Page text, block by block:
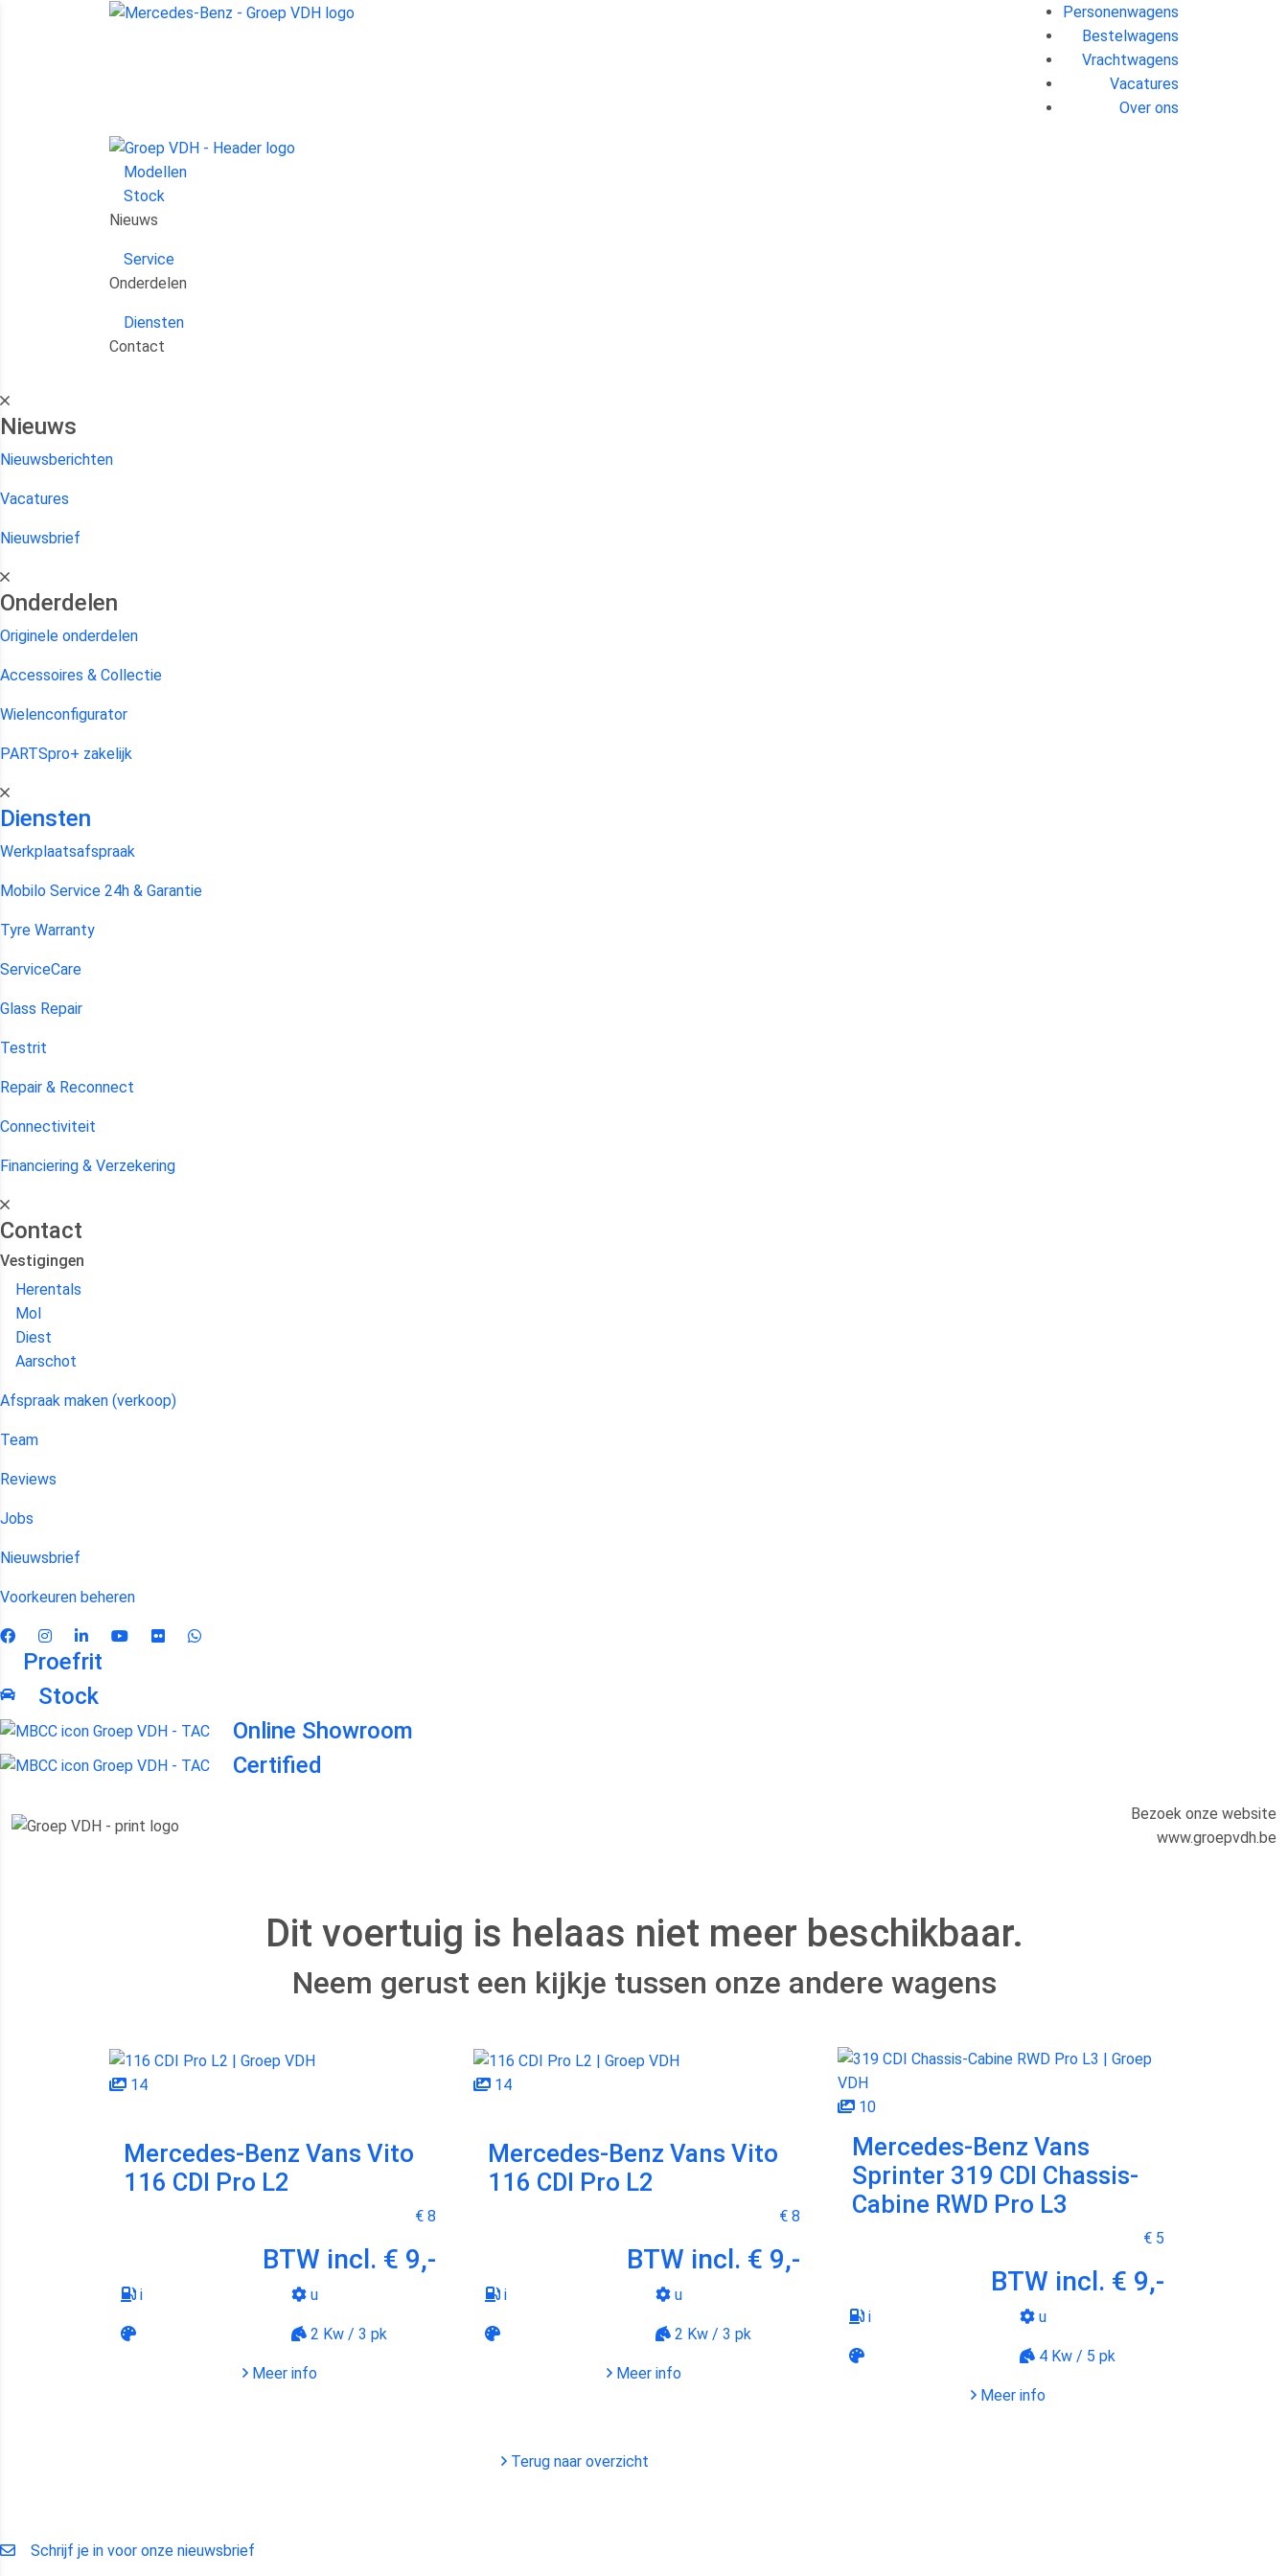
Personenwagens
Bestelwagens
Vrachtwagens
Vacatures
Over ons
Modellen
Stock
Nieuws
Service
Onderdelen
Diensten
Contact
Nieuws
Nieuwsberichten
Vacatures
Nieuwsbrief
Onderdelen
Originele onderdelen
Accessoires & Collectie
Wielenconfigurator
PARTSpro+ zakelijk
Diensten
Werkplaatsafspraak
Mobilo Service 24h & Garantie
Tyre Warranty
ServiceCare
Glass Repair
Testrit
Repair & Reconnect
Connectiviteit
Financiering & Verzekering
Contact
Vestigingen
Herentals
Mol
Diest
Aarschot
Afspraak maken (verkoop)
Team
Reviews
Jobs
Nieuwsbrief
Voorkeuren beheren
Proefrit
Stock
Online Showroom
Certified
Bezoek onze website
www.groepvdh.be
Dit voertuig is helaas niet meer beschikbaar.
Neem gerust een kijkje tussen onze andere wagens
14
Mercedes-Benz Vans Vito
116 CDI Pro L2
€ 8
BTW incl. € 9,-
i u
2 Kw / 3 pk
Meer info
14
Mercedes-Benz Vans Vito
116 CDI Pro L2
€ 8
BTW incl. € 9,-
i u
2 Kw / 3 pk
Meer info
10
Mercedes-Benz Vans
Sprinter 319 CDI Chassis-
Cabine RWD Pro L3
€ 5
BTW incl. € 9,-
i u
4 Kw / 5 pk
Meer info
Terug naar overzicht
Schrijf je in voor onze nieuwsbrief